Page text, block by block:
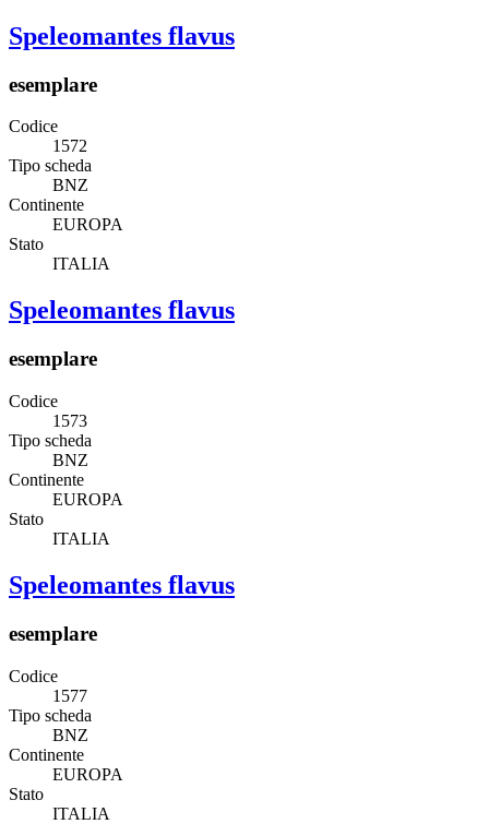
Speleomantes flavus
esemplare
Codice
1572
Tipo scheda
BNZ
Continente
EUROPA
Stato
ITALIA
Speleomantes flavus
esemplare
Codice
1573
Tipo scheda
BNZ
Continente
EUROPA
Stato
ITALIA
Speleomantes flavus
esemplare
Codice
1577
Tipo scheda
BNZ
Continente
EUROPA
Stato
ITALIA